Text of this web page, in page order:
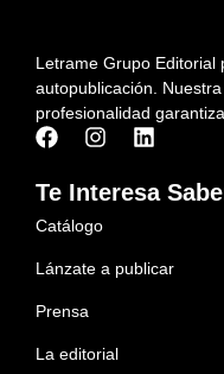
Letrame Grupo Editorial
autopublicación.
profesionalidad
Te Interesa
Catálogo
Lánzate a publicar
Prensa
La editorial